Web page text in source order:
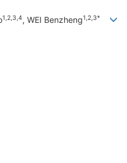
1,2,3,4, WEI Benzheng1,2,3*